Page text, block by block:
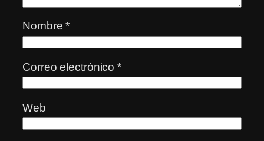
Nombre*
Correo electrónico*
Web